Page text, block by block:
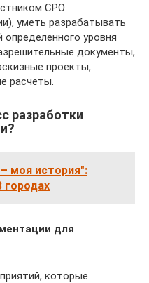
СРО
уметь разрабатывать
уровня
документы,
проекты,
расчеты.
разработки
моя история":
городах
для
которые